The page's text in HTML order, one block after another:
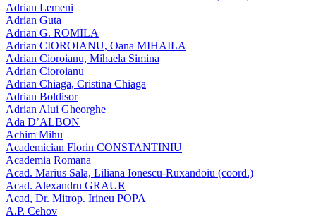
Adrian Lemeni
Adrian Guta
Adrian G. ROMILA
Adrian CIOROIANU, Oana MIHAILA
Adrian Cioroianu, Mihaela Simina
Adrian Cioroianu
Adrian Chiaga, Cristina Chiaga
Adrian Boldisor
Adrian Alui Gheorghe
Ada D’ALBON
Achim Mihu
Academician Florin CONSTANTINIU
Academia Romana
Acad. Marius Sala, Liliana Ionescu-Ruxandoiu (coord.)
Acad. Alexandru GRAUR
Acad, Dr. Mitrop. Irineu POPA
A.P. Cehov